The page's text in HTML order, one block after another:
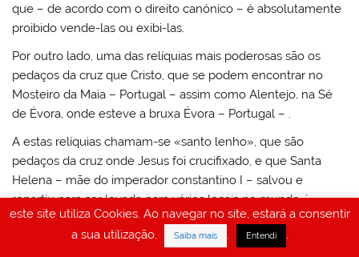
que – de acordo com o direito canónico – é absolutamente
proibido vende-las ou exibi-las.
Por outro lado, uma das relíquias mais poderosas são os
pedaços da cruz que Cristo, que se podem encontrar no
Mosteiro da Maia – Portugal – assim como Alentejo, na Sé
de Évora, onde esteve a bruxa Évora – Portugal – .
A estas relíquias chamam-se «santo lenho», que são
pedaços da cruz onde Jesus foi crucifixado, e que Santa
Helena – mãe do imperador constantino I – salvou e
repartiu para ser levada para vários locais no mundo. ´
Esses pequenos pedaços da cruz foram levados para
oriente e ocidente, conforme ordenou Santa Helena.
este site utiliza Cookies. Ao navegar no site, estará a consentir
a sua utilização.
Saiba mais . Entendi .